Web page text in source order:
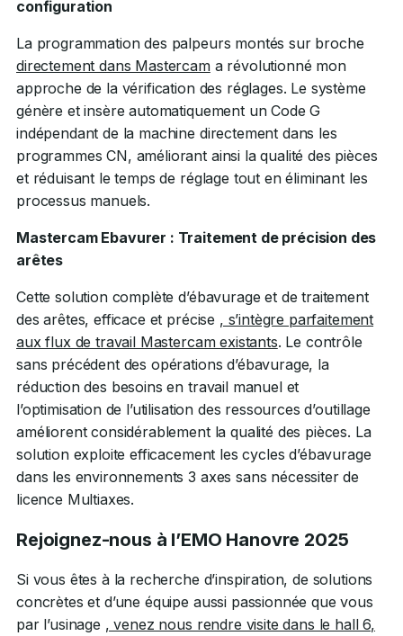
configuration
La programmation des palpeurs montés sur broche
directement dans Mastercama révolutionné mon
approche de la vérification des réglages. Le système
génère et insère automatiquement un Code G
indépendant de la machine directement dans les
programmes CN, améliorant ainsi la qualité des pièces
et réduisant le temps de réglage tout en éliminant les
processus manuels.
Mastercam Ebavurer : Traitement de précision des
arêtes
Cette solution complète d’ébavurage et de traitement
des arêtes, efficace et précise , s’intègre parfaitement
aux flux de travail Mastercam existants. Le contrôle
sans précédent des opérations d’ébavurage, la
réduction des besoins en travail manuel et
l’optimisation de l’utilisation des ressources d’outillage
améliorent considérablement la qualité des pièces. La
solution exploite efficacement les cycles d’ébavurage
dans les environnements 3 axes sans nécessiter de
licence Multiaxes.
Rejoignez-nous à l’EMO Hanovre 2025
Si vous êtes à la recherche d’inspiration, de solutions
concrètes et d’une équipe aussi passionnée que vous
par l’usinage , venez nous rendre visite dans le hall 6,